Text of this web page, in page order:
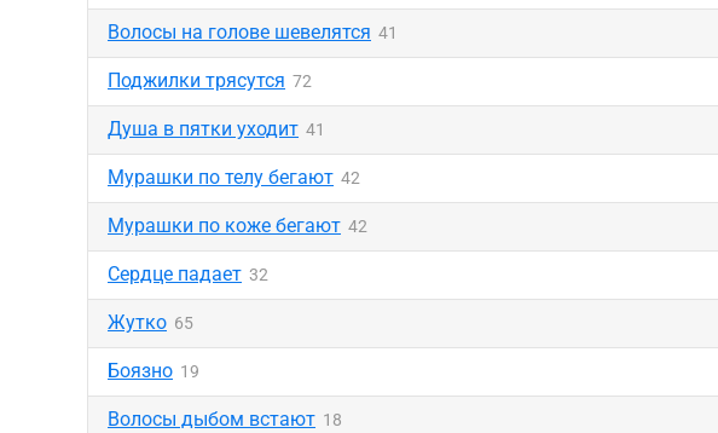
Волосы на голове шевелятся 41
Поджилки трясутся 72
Душа в пятки уходит 41
Мурашки по телу бегают 42
Мурашки по коже бегают 42
Сердце падает 32
Жутко 65
Боязно 19
Волосы дыбом встают 18